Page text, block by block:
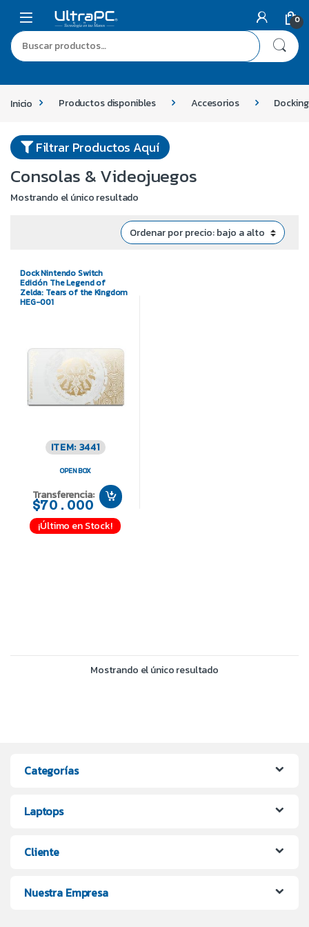
0
Inicio Productos disponibles Accesorios
Filtrar Productos Aquí
Consolas & Videojuegos
Mostrando el único resultado
Dock Nintendo Switch
Edición The Legend of
Zelda: Tears of the Kingdom
HEG-001
ITEM: 3441
OPEN BOX
Transferencia:
$70.000
¡Último en Stock!
Mostrando el único resultado
Categorías
Laptops
Cliente
Nuestra Empresa